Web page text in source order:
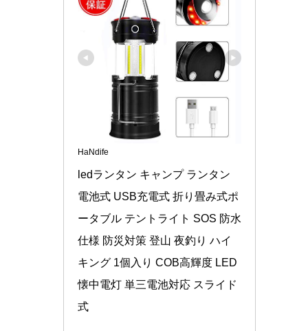
HaNdife
ledランタン キャンプ ランタン
電池式 USB充電式 折り畳み式ポ
ータブル テントライト SOS 防水
仕様 防災対策 登山 夜釣り ハイ
キング 1個入り COB高輝度 LED
懐中電灯 単三電池対応 スライド
式